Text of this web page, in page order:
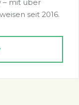
– mit über
seit 2016.